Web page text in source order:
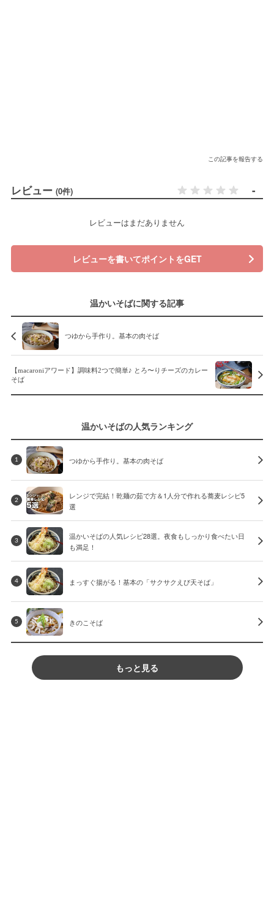
この記事を報告する
レビュー (0件) -
レビューはまだありません
レビューを書いてポイントをGET
温かいそばに関する記事
つゆから手作り。基本の肉そば
【macaroniアワード】調味料2つで簡単♪ とろ〜りチーズのカレー
そば
温かいそばの人気ランキング
1 つゆから手作り。基本の肉そば
2
レンジで完結！乾麺の茹で方＆1人分で作れる蕎麦レシピ5
選
3
温かいそばの人気レシピ28選。夜食もしっかり食べたい日
も満足！
4 まっすぐ揚がる！基本の「サクサクえび天そば」
5 きのこそば
もっと見る